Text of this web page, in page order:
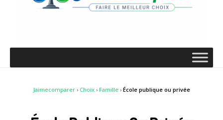
Jaimecomparer› Choix› Famille › École publique ou privée